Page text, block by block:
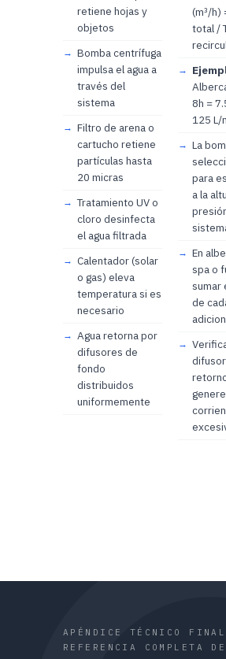
retiene hojas y
objetos
Bomba centrífuga
impulsa el agua a
través del
sistema
Filtro de arena o
cartucho retiene
partículas hasta
20 micras
Tratamiento UV o
cloro desinfecta
el agua filtrada
Calentador (solar
o gas) eleva
temperatura si es
necesario
Agua retorna por
difusores de
fondo
distribuidos
uniformemente
(m³/h)
total /
8h =
125 L/
La
para
a la
En
spa o
sumar
de
APÉNDICE TÉCNICO
REFERENCIA COMPLETA DE